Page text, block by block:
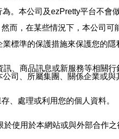
。本公司及ezPretty平台不會做
而，在某些情況下，本公司可
標準的保護措施來保護您的隱
、商品訊息或新服務等相關行
司、所屬集團、關係企業或與
、處理或利用您的個人資料。
使用於本網站或與外部合作